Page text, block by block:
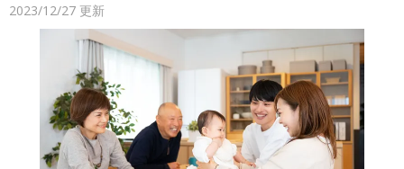
2023/12/27 更新